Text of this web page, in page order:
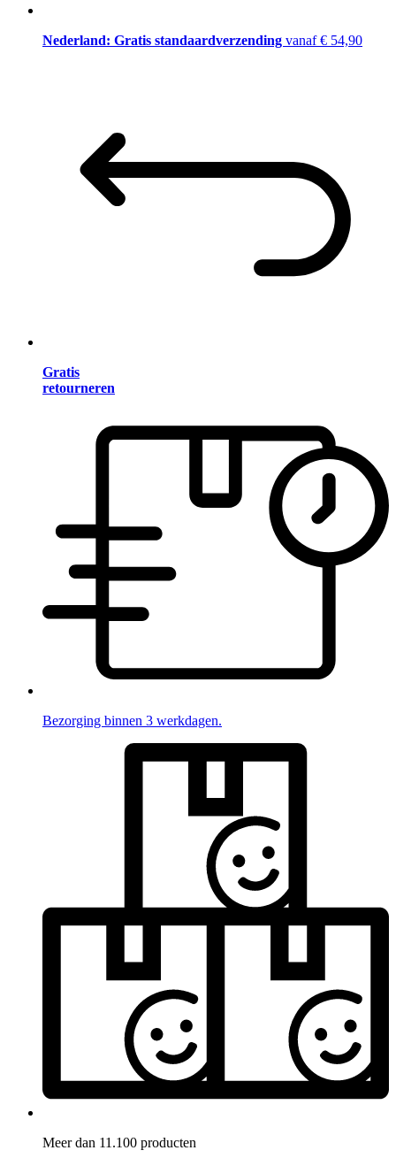
Nederland: Gratis standaardverzending vanaf € 54,90
Gratis
retourneren
Bezorging binnen 3 werkdagen.
Meer dan 11.100 producten